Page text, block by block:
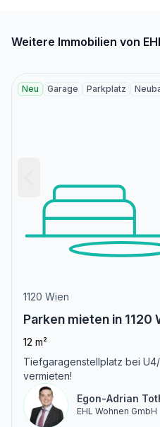
Weitere Immobilien von
Neu Garage Parkplatz
1120 Wien
Parken mieten in 1120
12 m²
Tiefgaragenstellplatz bei
vermieten!
Egon-Adrian
EHL Wohnen GmbH